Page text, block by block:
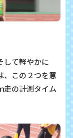
して軽やかに
、この２つを意
走の計測タイム